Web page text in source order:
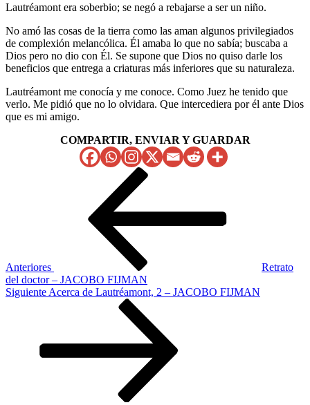
Lautréamont era soberbio; se negó a rebajarse a ser un niño.
No amó las cosas de la tierra como las aman algunos privilegiados
de complexión melancólica. Él amaba lo que no sabía; buscaba a
Dios pero no dio con Él. Se supone que Dios no quiso darle los
beneficios que entrega a criaturas más inferiores que su naturaleza.
Lautréamont me conocía y me conoce. Como Juez he tenido que
verlo. Me pidió que no lo olvidara. Que intercediera por él ante Dios
que es mi amigo.
COMPARTIR, ENVIAR Y GUARDAR
Anteriores
Retrato
del doctor – JACOBO FIJMAN
Siguiente
Siguiente Acerca de Lautréamont, 2 – JACOBO FIJMAN